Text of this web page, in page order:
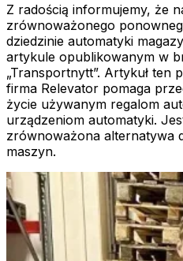
Z radością informujemy, że
zrównoważonego
dziedzinie automatyki
artykule opublikowanym w
„Transportnytt”. Artykuł ten
firma Relevator pomaga
życie używanym regalom
urządzeniom automatyki.
zrównoważona alternatywa
maszyn.